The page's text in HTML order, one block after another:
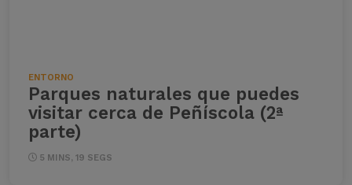
ENTORNO
Parques naturales que puedes
visitar cerca de Peñíscola (2ª
parte)
5 MINS, 19 SEGS